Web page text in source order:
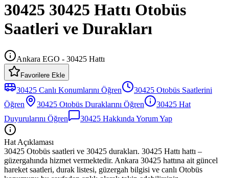
30425 30425 Hattı Otobüs
Saatleri ve Durakları
Ankara EGO - 30425 Hattı
Favorilere Ekle
30425 Canlı Konumlarını Öğren 30425 Otobüs Saatlerini
Öğren
30425 Otobüs Duraklarını Öğren 30425 Hat
Duyurularını Öğren
30425 Hakkında Yorum Yap
Hat Açıklaması
30425 Otobüs saatleri ve 30425 durakları. 30425 Hattı hattı –
güzergahında hizmet vermektedir. Ankara 30425 hattına ait güncel
hareket saatleri, durak listesi, güzergah bilgisi ve canlı Otobüs